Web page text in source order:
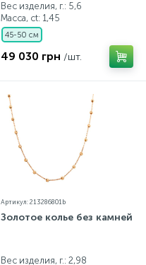
Вес изделия, г.: 5,6
Масса, ct: 1,45
45-50 см
49 030 грн /шт.
Артикул: 213286801b
Золотое колье без камней
Вес изделия, г.: 2,98